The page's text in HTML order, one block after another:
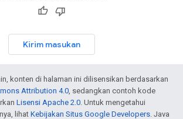
Kirim masukan
konten di halaman ini dilisensikan berdasarkan
Attribution 4.0, sedangkan contoh kode
Lisensi Apache 2.0. Untuk mengetahui
lihat Kebijakan Situs Google Developers. Java